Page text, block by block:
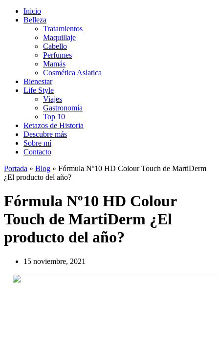
Inicio
Belleza
Tratamientos
Maquillaje
Cabello
Perfumes
Mamás
Cosmética Asiatica
Bienestar
Life Style
Viajes
Gastronomía
Top 10
Retazos de Historia
Descubre más
Sobre mí
Contacto
Portada » Blog » Fórmula Nº10 HD Colour Touch de MartiDerm
¿El producto del año?
Fórmula Nº10 HD Colour
Touch de MartiDerm ¿El
producto del año?
15 noviembre, 2021